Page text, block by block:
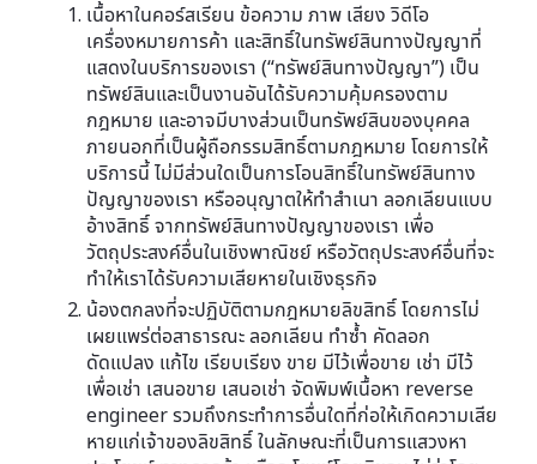
เนื้อหาในคอร์สเรียน ข้อความ ภาพ เสียง วิดีโอ
เครื่องหมายการค้า และสิทธิ์ในทรัพย์สินทางปัญญาที่
แสดงในบริการของเรา (“ทรัพย์สินทางปัญญา”) เป็น
ทรัพย์สินและเป็นงานอันได้รับความคุ้มครองตาม
กฎหมาย และอาจมีบางส่วนเป็นทรัพย์สินของบุคคล
ภายนอกที่เป็นผู้ถือกรรมสิทธิ์ตามกฎหมาย โดยการให้
บริการนี้ ไม่มีส่วนใดเป็นการโอนสิทธิ์ในทรัพย์สินทาง
ปัญญาของเรา หรืออนุญาตให้ทำสำเนา ลอกเลียนแบบ
อ้างสิทธิ์ จากทรัพย์สินทางปัญญาของเรา เพื่อ
วัตถุประสงค์อื่นในเชิงพาณิชย์ หรือวัตถุประสงค์อื่นที่จะ
ทำให้เราได้รับความเสียหายในเชิงธุรกิจ
น้องตกลงที่จะปฏิบัติตามกฎหมายลิขสิทธิ์ โดยการไม่
เผยแพร่ต่อสาธารณะ ลอกเลียน ทำซ้ำ คัดลอก
ดัดแปลง แก้ไข เรียบเรียง ขาย มีไว้เพื่อขาย เช่า มีไว้
เพื่อเช่า เสนอขาย เสนอเช่า จัดพิมพ์เนื้อหา reverse
engineer รวมถึงกระทำการอื่นใดที่ก่อให้เกิดความเสีย
หายแก่เจ้าของลิขสิทธิ์ ในลักษณะที่เป็นการแสวงหา